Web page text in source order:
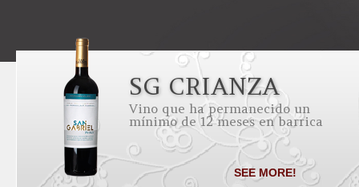
SG CRIANZA
Vino que ha permanecido un
mínimo de 12 meses en barrica
SEE MORE!